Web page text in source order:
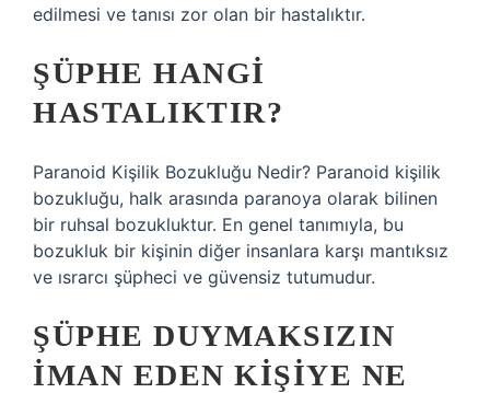
edilmesi ve tanısı zor olan bir hastalıktır.
ŞÜPHE HANGI
HASTALIKTIR?
Paranoid Kişilik Bozukluğu Nedir? Paranoid kişilik
bozukluğu, halk arasında paranoya olarak bilinen
bir ruhsal bozukluktur. En genel tanımıyla, bu
bozukluk bir kişinin diğer insanlara karşı mantıksız
ve ısrarcı şüpheci ve güvensiz tutumudur.
ŞÜPHE DUYMAKSIZIN
IMAN EDEN KIŞIYE NE